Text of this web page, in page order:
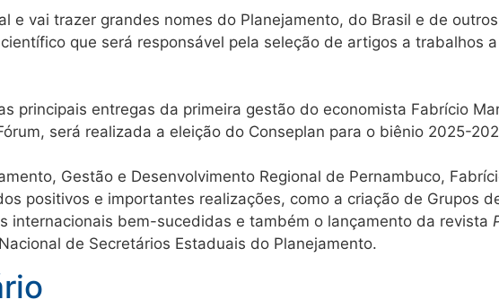
e vai trazer grandes nomes do Planejamento, do Brasil e de
que será responsável pela seleção de artigos a trabalhos
principais entregas da primeira gestão do economista Fabrício
será realizada a eleição do Conseplan para o biênio 2025-
Gestão e Desenvolvimento Regional de Pernambuco,
positivos e importantes realizações, como a criação de Grupos
internacionais bem-sucedidas e também o lançamento da revista
de Secretários Estaduais do Planejamento.